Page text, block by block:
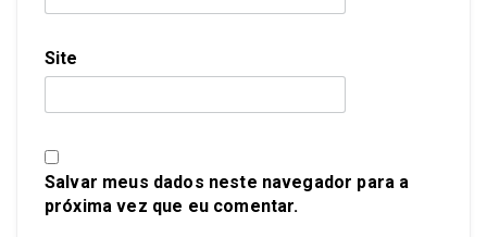
Site
Salvar meus dados neste navegador para a
próxima vez que eu comentar.